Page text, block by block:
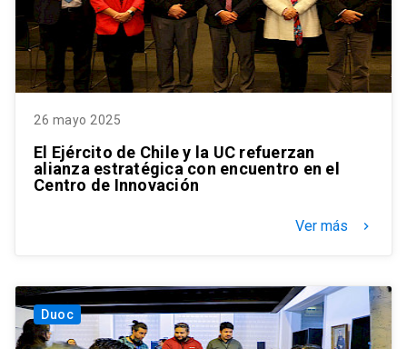
26 mayo 2025
El Ejército de Chile y la UC refuerzan
alianza estratégica con encuentro en el
Centro de Innovación
Ver más keyboard_arrow_right
Duoc